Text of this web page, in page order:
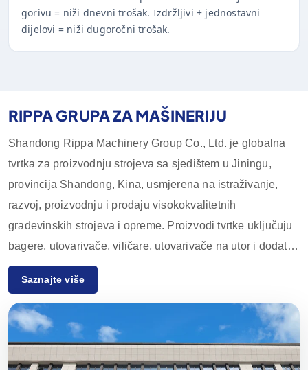
gorivu = niži dnevni trošak. Izdržljivi + jednostavni
dijelovi = niži dugoročni trošak.
RIPPA GRUPA ZA MAŠINERIJU
Shandong Rippa Machinery Group Co., Ltd. je globalna
tvrtka za proizvodnju strojeva sa sjedištem u Jiningu,
provincija Shandong, Kina, usmjerena na istraživanje,
razvoj, proizvodnju i prodaju visokokvalitetnih
građevinskih strojeva i opreme. Proizvodi tvrtke uključuju
bagere, utovarivače, viličare, utovarivače na utor i dodatnu
opremu, koji se široko koriste u poljoprivredi,
građevinarstvu, rudarstvu i drugim industrijama.
Zahvaljujući inovativnim istraživačkim i razvojnim
sposobnostima te strogoj kontroli kvalitete, oprema tvrtke
Rippa Machinery uživa visok ugled diljem svijeta.
Saznajte više